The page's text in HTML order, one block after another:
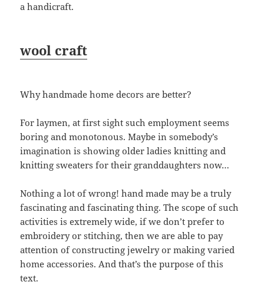
a handicraft.
wool craft
Why handmade home decors are better?
For laymen, at first sight such employment seems
boring and monotonous. Maybe in somebody’s
imagination is showing older ladies knitting and
knitting sweaters for their granddaughters now…
Nothing a lot of wrong! hand made may be a truly
fascinating and fascinating thing. The scope of such
activities is extremely wide, if we don’t prefer to
embroidery or stitching, then we are able to pay
attention of constructing jewelry or making varied
home accessories. And that’s the purpose of this
text.